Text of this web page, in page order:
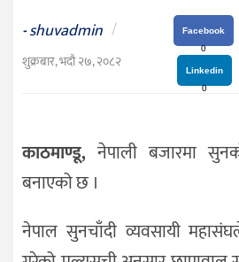
दर्शन
/
संस्कृति
राजनीति
-shuvadmin /
शुक्रबार, भदौ २७, २०८२
Facebook
0
Linkedin
0
काठमाण्डू, नेपाली बजारमा
बनाएको छ ।
नेपाल सुनचाँदी व्यवसायी